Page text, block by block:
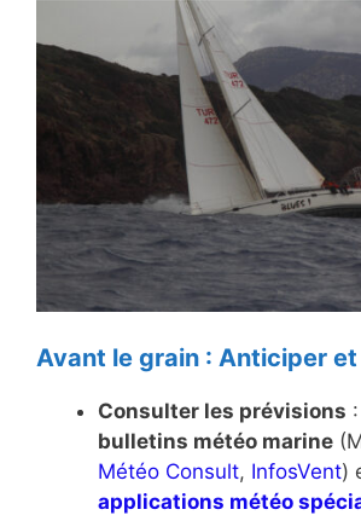
Avant le grain : Anticiper
Consulter les prévisions
bulletins météo marine
Météo Consult, InfosVent)
applications météo